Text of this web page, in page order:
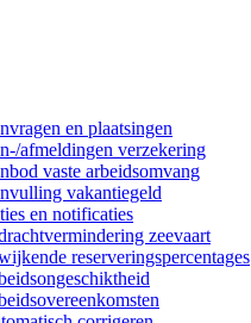
en plaatsingen
afmeldingen verzekering
vaste arbeidsomvang
vakantiegeld
en notificaties
zeevaart
reserveringspercentages